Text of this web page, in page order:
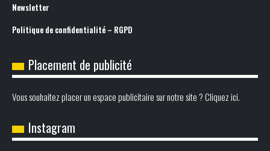
Newsletter
Politique de confidentialité – RGPD
Placement de publicité
Vous souhaitez placer un espace publicitaire sur notre site ? Cliquez ici.
Instagram